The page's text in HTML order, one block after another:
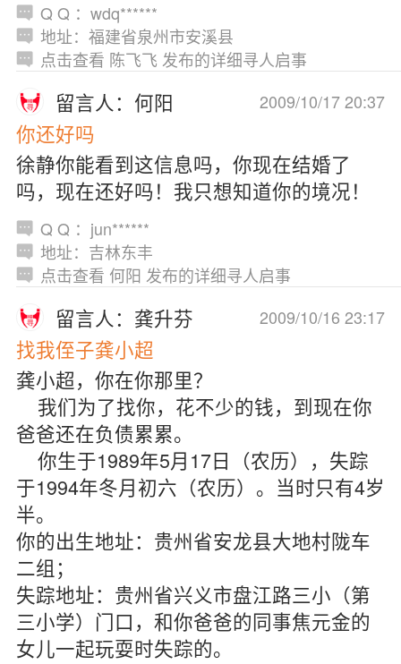
Q Q ：wdq******
地址：福建省泉州市安溪县
点击查看 陈飞飞 发布的详细寻人启事
2009/10/17 20:37
留言人：何阳
你还好吗
徐静你能看到这信息吗，你现在结婚了
吗，现在还好吗！我只想知道你的境况！
Q Q ：jun******
地址：吉林东丰
点击查看 何阳 发布的详细寻人启事
2009/10/16 23:17
留言人：龚升芬
找我侄子龚小超
龚小超，你在你那里？
我们为了找你，花不少的钱，到现在你
爸爸还在负债累累。
你生于1989年5月17日（农历），失踪
于1994年冬月初六（农历）。当时只有4岁
半。
你的出生地址：贵州省安龙县大地村陇车
二组；
失踪地址：贵州省兴义市盘江路三小（第
三小学）门口，和你爸爸的同事焦元金的
女儿一起玩耍时失踪的。